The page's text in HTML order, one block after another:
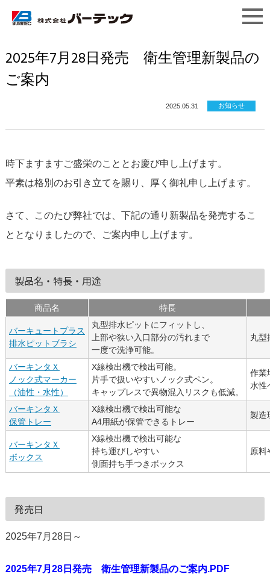
2025年7月28日発売 衛生管理新製品の
ご案内
2025.05.31 お知らせ
時下ますますご盛栄のこととお慶び申し上げます。
平素は格別のお引き立てを賜り、厚く御礼申し上げます。
さて、このたび弊社では、下記の通り新製品を発売するこ
ととなりましたので、ご案内申し上げます。
製品名・特長・用途
商品名 特長
バーキュートプラス
排水ピットブラシ
丸型排水ピットにフィットし、
上部や狭い入口部分の汚れまで
一度で洗浄可能。
丸型
バーキンタＸ
ノック式マーカー
（油性・水性）
X線検出機で検出可能。
片手で扱いやすいノック式ペン。
キャップレスで異物混入リスクも低減。
作業
水性
バーキンタＸ
保管トレー
X線検出機で検出可能な
A4用紙が保管できるトレー
製造
バーキンタＸ
ボックス
X線検出機で検出可能な
持ち運びしやすい
側面持ち手つきボックス
原料
発売日
2025年7月28日～
2025年7月28日発売 衛生管理新製品のご案内.PDF